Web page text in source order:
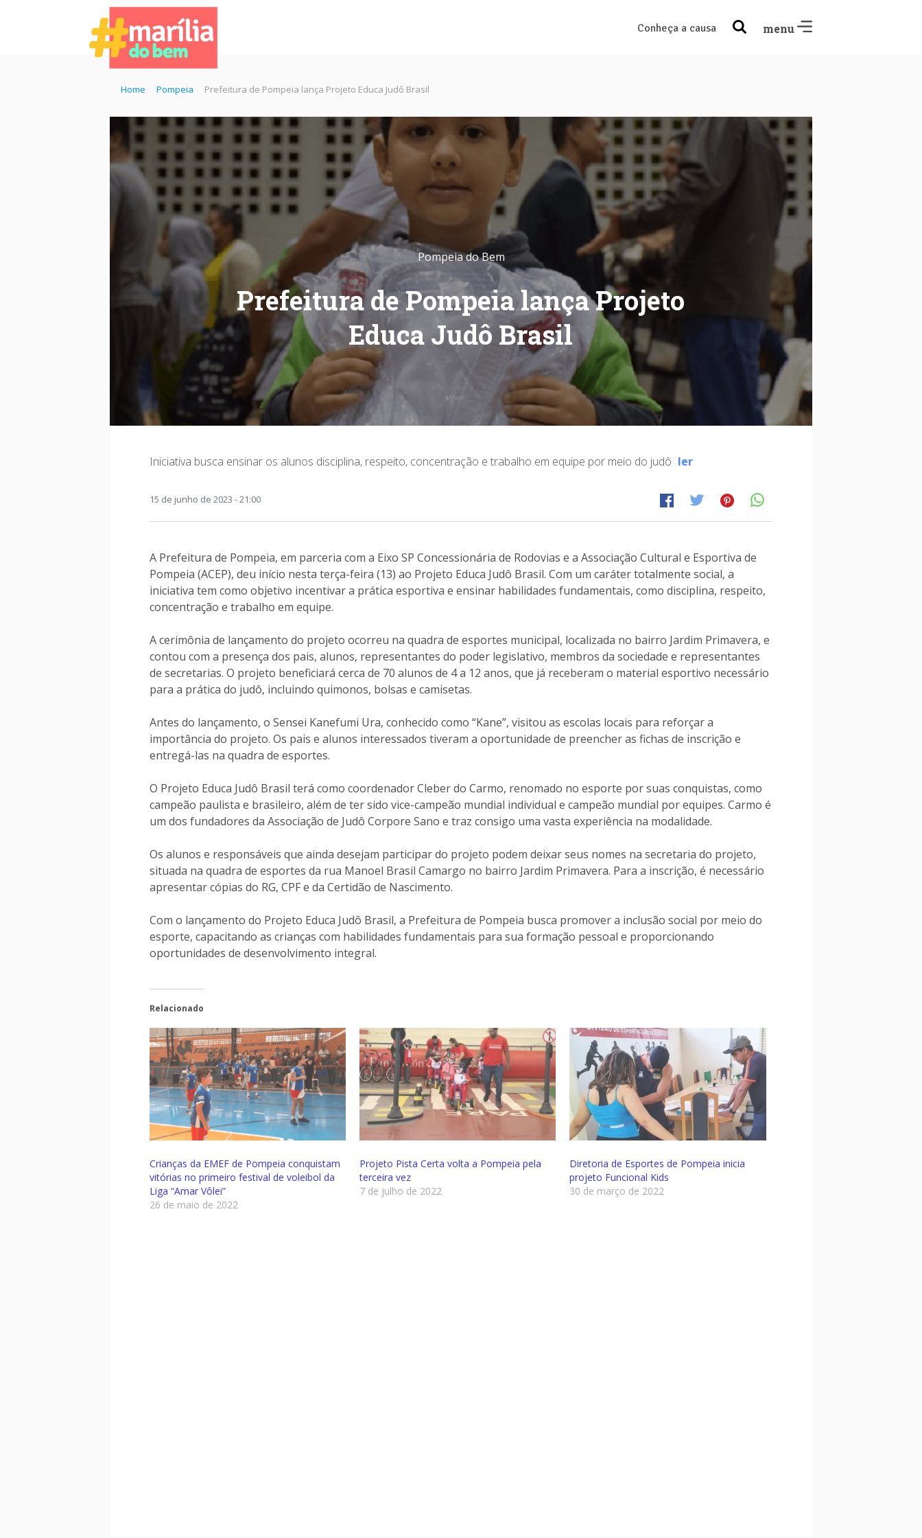
Conheça a causa menu
Home Pompeia Prefeitura de Pompeia lança Projeto Educa Judô Brasil
Pompeia do Bem
Prefeitura de Pompeia lança Projeto
Educa Judô Brasil
Iniciativa busca ensinar os alunos disciplina, respeito, concentração e trabalho em equipe por meio do judô ler
15 de junho de 2023 - 21:00
A Prefeitura de Pompeia, em parceria com a Eixo SP Concessionária de Rodovias e a Associação Cultural e Esportiva de
Pompeia (ACEP), deu início nesta terça-feira (13) ao Projeto Educa Judô Brasil. Com um caráter totalmente social, a
iniciativa tem como objetivo incentivar a prática esportiva e ensinar habilidades fundamentais, como disciplina, respeito,
concentração e trabalho em equipe.
A cerimônia de lançamento do projeto ocorreu na quadra de esportes municipal, localizada no bairro Jardim Primavera, e
contou com a presença dos pais, alunos, representantes do poder legislativo, membros da sociedade e representantes
de secretarias. O projeto beneficiará cerca de 70 alunos de 4 a 12 anos, que já receberam o material esportivo necessário
para a prática do judô, incluindo quimonos, bolsas e camisetas.
Antes do lançamento, o Sensei Kanefumi Ura, conhecido como “Kane”, visitou as escolas locais para reforçar a
importância do projeto. Os pais e alunos interessados tiveram a oportunidade de preencher as fichas de inscrição e
entregá-las na quadra de esportes.
O Projeto Educa Judô Brasil terá como coordenador Cleber do Carmo, renomado no esporte por suas conquistas, como
campeão paulista e brasileiro, além de ter sido vice-campeão mundial individual e campeão mundial por equipes. Carmo é
um dos fundadores da Associação de Judô Corpore Sano e traz consigo uma vasta experiência na modalidade.
Os alunos e responsáveis que ainda desejam participar do projeto podem deixar seus nomes na secretaria do projeto,
situada na quadra de esportes da rua Manoel Brasil Camargo no bairro Jardim Primavera. Para a inscrição, é necessário
apresentar cópias do RG, CPF e da Certidão de Nascimento.
Com o lançamento do Projeto Educa Judô Brasil, a Prefeitura de Pompeia busca promover a inclusão social por meio do
esporte, capacitando as crianças com habilidades fundamentais para sua formação pessoal e proporcionando
oportunidades de desenvolvimento integral.
Relacionado
Crianças da EMEF de Pompeia conquistam
vitórias no primeiro festival de voleibol da
Liga “Amar Vôlei”
26 de maio de 2022
Projeto Pista Certa volta a Pompeia pela
terceira vez
7 de julho de 2022
Diretoria de Esportes de Pompeia inicia
projeto Funcional Kids
30 de março de 2022